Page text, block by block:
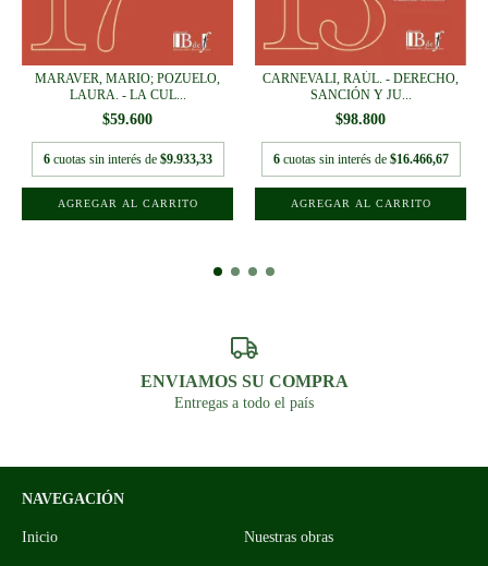
MARAVER, MARIO; POZUELO,
LAURA. - LA CUL...
$59.600
6 cuotas sin interés de $9.933,33
CARNEVALI, RAÚL. - DERECHO,
SANCIÓN Y JU...
$98.800
6 cuotas sin interés de $16.466,67
ENVIAMOS SU COMPRA
Entregas a todo el país
NAVEGACIÓN
Inicio Nuestras obras